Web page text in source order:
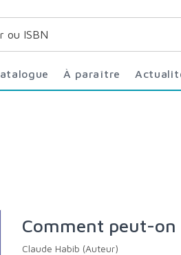
Catalogue À paraître
Comment peut-
Claude Habib (Auteur)